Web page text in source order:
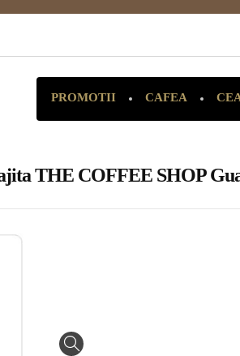
PROMOTII CAFEA
THE COFFEE SHOP